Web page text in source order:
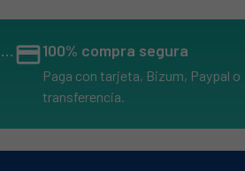
14 días cambios y devolucionescredit_card100% compra segura
Paga con tarjeta, Bizum, Paypal o
transferencia.